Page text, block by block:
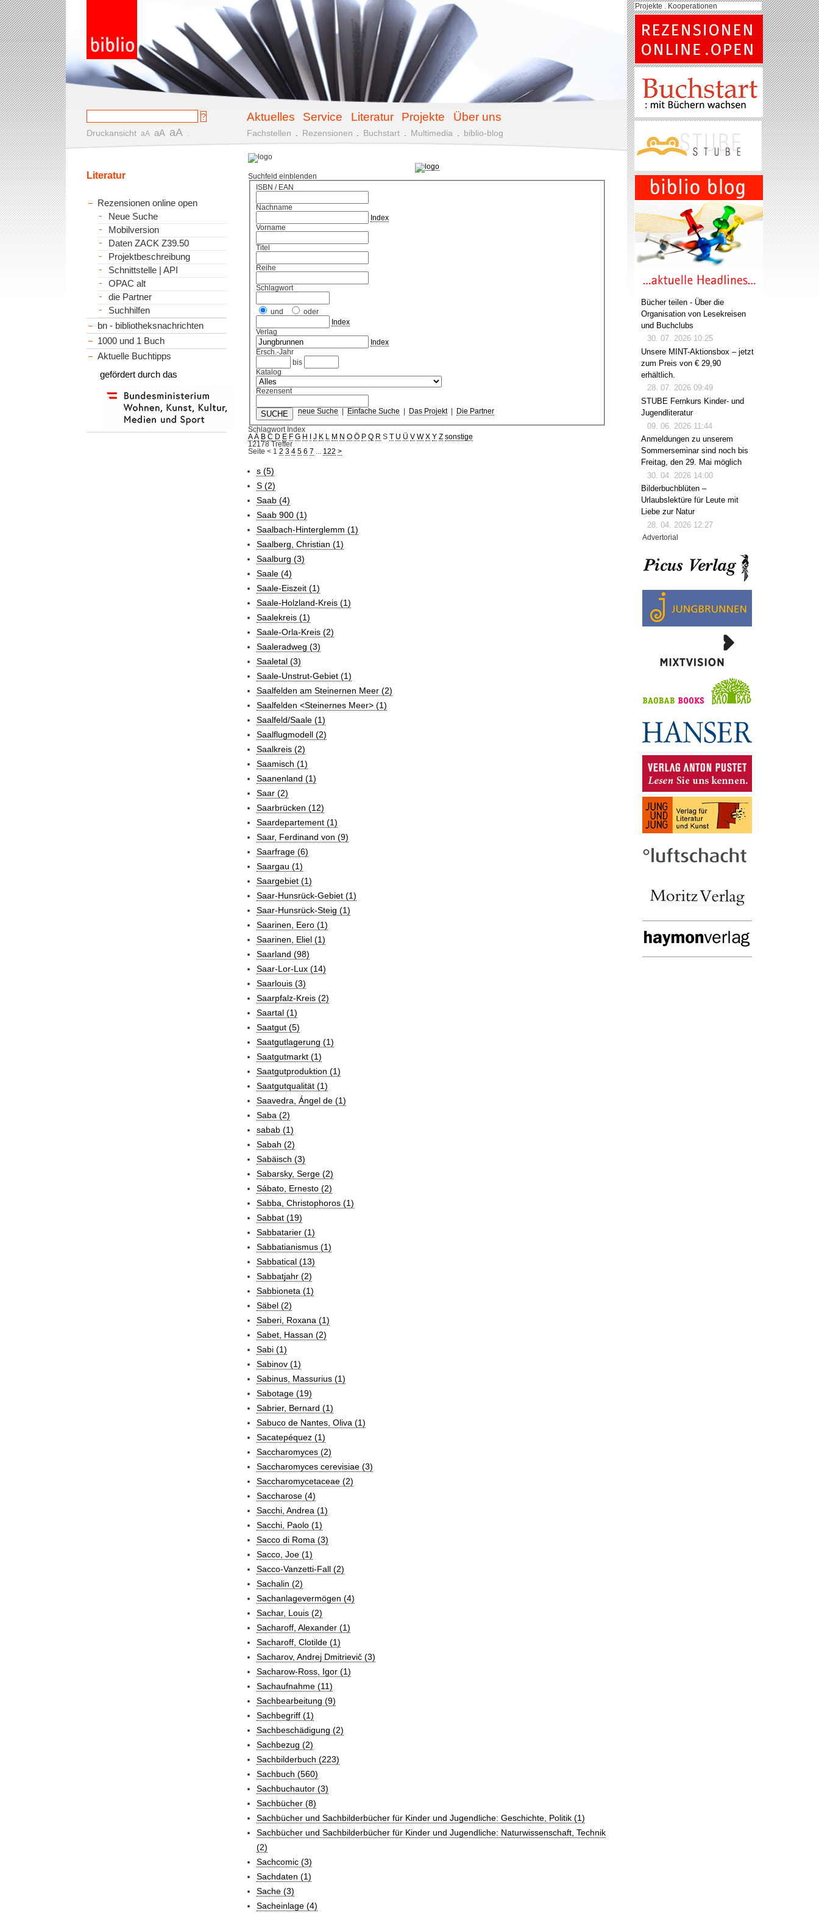
Aktuelles Service Literatur Projekte Über uns
Druckansicht aA aA aA Fachstellen Rezensionen Buchstart Multimedia biblio-blog
Suchfeld einblenden
ISBN / EAN
Nachname
Index
Vorname
Titel
Reihe
Schlagwort
und
oder
Index
Verlag
Index
Ersch.-Jahr
bis
Katalog
Rezensent
neue Suche Einfache Suche Das Projekt| Die Partner
Schlagwort Index
A Ä B C D E F G H J K M N O Ö P Q R S U Ü V W X Y Z sonstige
12178 Treffer
Seite< 1 2 3 4 5 6 7 122 >
s (5)
S (2)
Saab (4)
Saab 900 (1)
Saalbach-Hinterglemm (1)
Saalberg, Christian (1)
Saalburg (3)
Saale (4)
Saale-Eiszeit (1)
Saale-Holzland-Kreis (1)
Saalekreis (1)
Saale-Orla-Kreis (2)
Saaleradweg (3)
Saaletal (3)
Saale-Unstrut-Gebiet (1)
Saalfelden am Steinernen Meer (2)
Saalfelden <Steinernes Meer> (1)
Saalfeld/Saale (1)
Saalflugmodell (2)
Saalkreis (2)
Saamisch (1)
Saanenland (1)
Saar (2)
Saarbrücken (12)
Saardepartement (1)
Saar, Ferdinand von (9)
Saarfrage (6)
Saargau (1)
Saargebiet (1)
Saar-Hunsrück-Gebiet (1)
Saar-Hunsrück-Steig (1)
Saarinen, Eero (1)
Saarinen, Eliel (1)
Saarland (98)
Saar-Lor-Lux (14)
Saarlouis (3)
Saarpfalz-Kreis (2)
Saartal (1)
Saatgut (5)
Saatgutlagerung (1)
Saatgutmarkt (1)
Saatgutproduktion (1)
Saatgutqualität (1)
Saavedra, Ángel de (1)
Saba (2)
sabab (1)
Sabah (2)
Sabäisch (3)
Sabarsky, Serge (2)
Sábato, Ernesto (2)
Sabba, Christophoros (1)
Sabbat (19)
Sabbatarier (1)
Sabbatianismus (1)
Sabbatical (13)
Sabbatjahr (2)
Sabbioneta (1)
Säbel (2)
Saberi, Roxana (1)
Sabet, Hassan (2)
Sabi (1)
Sabinov (1)
Sabinus, Massurius (1)
Sabotage (19)
Sabrier, Bernard (1)
Sabuco de Nantes, Oliva (1)
Sacatepéquez (1)
Saccharomyces (2)
Saccharomyces cerevisiae (3)
Saccharomycetaceae (2)
Saccharose (4)
Sacchi, Andrea (1)
Sacchi, Paolo (1)
Sacco di Roma (3)
Sacco, Joe (1)
Sacco-Vanzetti-Fall (2)
Sachalin (2)
Sachanlagevermögen (4)
Sachar, Louis (2)
Sacharoff, Alexander (1)
Sacharoff, Clotilde (1)
Sacharov, Andrej Dmitrievič (3)
Sacharow-Ross, Igor (1)
Sachaufnahme (11)
Sachbearbeitung (9)
Sachbegriff (1)
Sachbeschädigung (2)
Sachbezug (2)
Sachbilderbuch (223)
Sachbuch (560)
Sachbuchautor (3)
Sachbücher (8)
Sachbücher und Sachbilderbücher für Kinder und Jugendliche: Geschichte, Politik (1)
Sachbücher und Sachbilderbücher für Kinder und Jugendliche: Naturwissenschaft, Technik
(2)
Sachcomic (3)
Sachdaten (1)
Sache (3)
Sacheinlage (4)
Literatur
Rezensionen online open
Neue Suche
Mobilversion
Daten ZACK Z39.50
Projektbeschreibung
Schnittstelle | API
OPAC alt
die Partner
Suchhilfen
bn - bibliotheksnachrichten
1000 und 1 Buch
Aktuelle Buchtipps
gefördert durch das
Projekte . Kooperationen
Bücher teilen - Über die
Organisation von Lesekreisen
und Buchclubs
30. 07. 2026 10:25
Unsere MINT-Aktionsbox – jetzt
zum Preis von € 29,90
erhältlich.
28. 07. 2026 09:49
STUBE Fernkurs Kinder- und
Jugendliteratur
09. 06. 2026 11:44
Anmeldungen zu unserem
Sommerseminar sind noch bis
Freitag, den 29. Mai möglich
30. 04. 2026 14:00
Bilderbuchblüten –
Urlaubslektüre für Leute mit
Liebe zur Natur
28. 04. 2026 12:27
Advertorial